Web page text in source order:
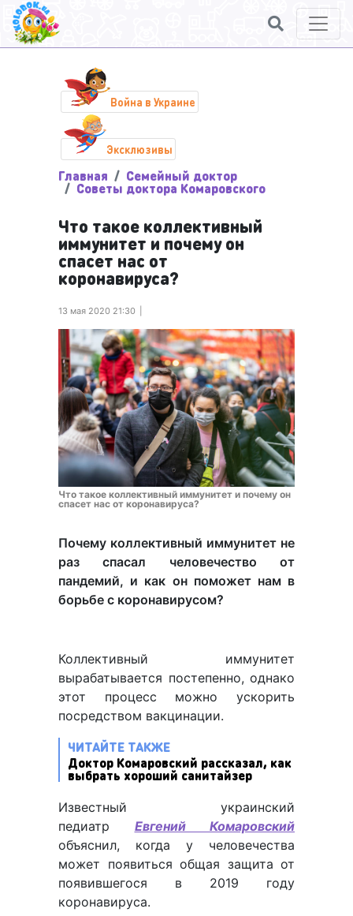
Война в Украине
Эксклюзивы
Главная Семейный доктор
Советы доктора Комаровского
Что такое коллективный
иммунитет и почему он
спасет нас от
коронавируса?
13 мая 2020 21:30
Что такое коллективный иммунитет и почему он
спасет нас от коронавируса?
Почему коллективный иммунитет не
раз спасал человечество от
пандемий, и как он поможет нам в
борьбе с коронавирусом?
Коллективный иммунитет
вырабатывается постепенно, однако
этот процесс можно ускорить
посредством вакцинации.
ЧИТАЙТЕ ТАКЖЕ
Доктор Комаровский рассказал, как
выбрать хороший санитайзер
Известный украинский
педиатр Евгений Комаровский
объяснил, когда у человечества
может появиться общая защита от
появившегося в 2019 году
коронавируса.